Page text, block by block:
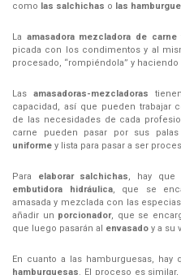
como las salchichas o las
La amasadora mezcladora de carne
picada con los condimentos y al
procesado, “rompiéndola” y
Lasamasadoras-mezcladoras
capacidad, así que pueden trabajar
de las necesidades de cada
carne pueden pasar por sus
uniforme y lista para pasar a ser
Para elaborar salchichas, hay que
embutidora hidráulica, que se
amasada y mezclada con las
añadir un porcionador, que se
que luego pasarán al envasado y a su
En cuanto a las hamburguesas, hay
hamburguesas. El proceso es